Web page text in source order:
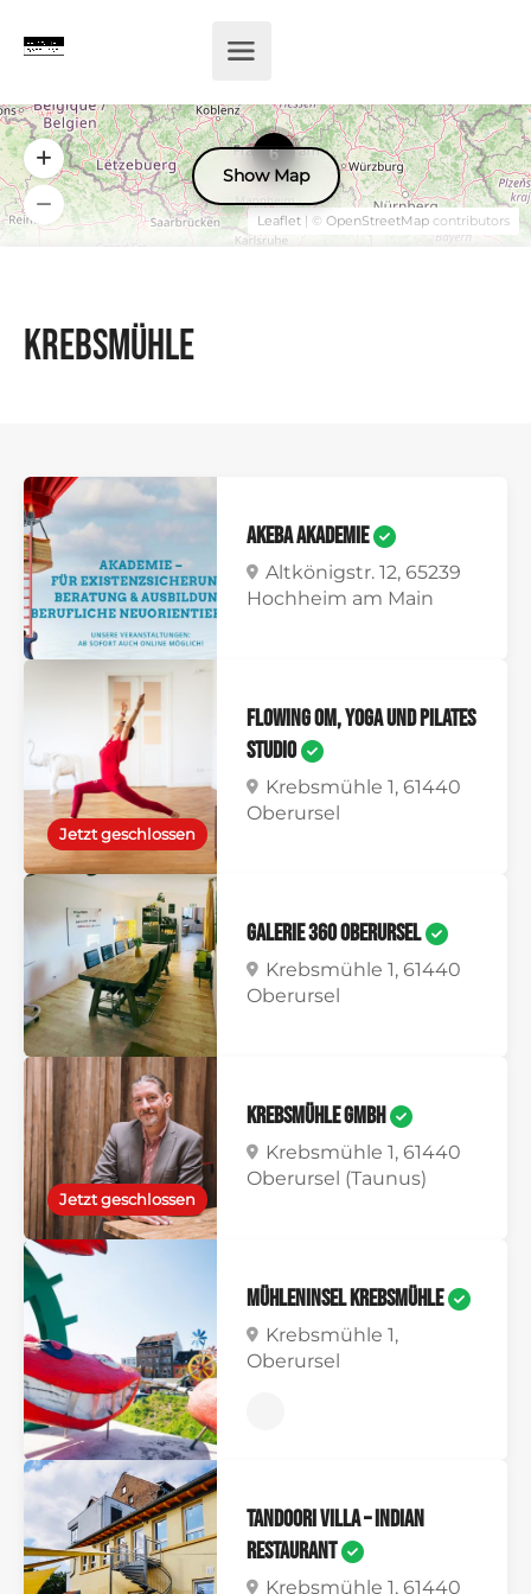
Krebsmühle
AKEBA Akademie
Altkönigstr. 12, 65239
Hochheim am Main
Jetzt geschlossen
Flowing Om, Yoga und Pilates
Studio
Krebsmühle 1, 61440
Oberursel
Galerie 360 Oberursel
Krebsmühle 1, 61440
Oberursel
Jetzt geschlossen
Krebsmühle GmbH
Krebsmühle 1, 61440
Oberursel (Taunus)
MühlenInsel Krebsmühle
Krebsmühle 1,
Oberursel
Tandoori Villa – Indian
Restaurant
Krebsmühle 1, 61440
6
Leaflet | © OpenStreetMap contributors
Show Map